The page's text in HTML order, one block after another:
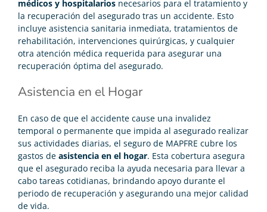
médicos y hospitalarios necesarios para el tratamiento y
la recuperación del asegurado tras un accidente. Esto
incluye asistencia sanitaria inmediata, tratamientos de
rehabilitación, intervenciones quirúrgicas, y cualquier
otra atención médica requerida para asegurar una
recuperación óptima del asegurado.
Asistencia en el Hogar
En caso de que el accidente cause una invalidez
temporal o permanente que impida al asegurado realizar
sus actividades diarias, el seguro de MAPFRE cubre los
gastos de asistencia en el hogar. Esta cobertura asegura
que el asegurado reciba la ayuda necesaria para llevar a
cabo tareas cotidianas, brindando apoyo durante el
periodo de recuperación y asegurando una mejor calidad
de vida.